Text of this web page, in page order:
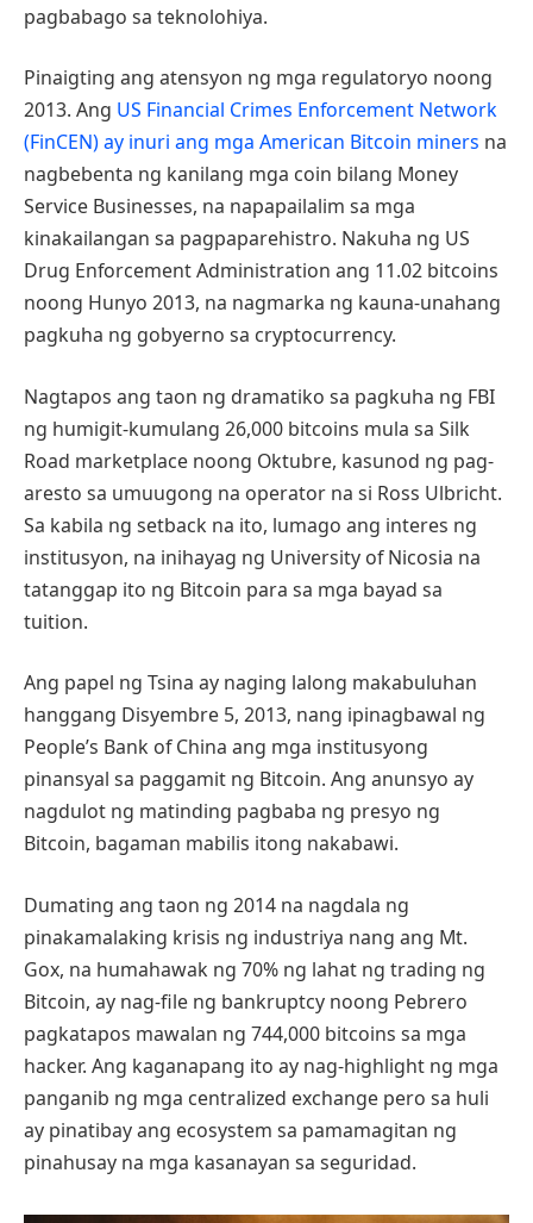
pagbabago sa teknolohiya.
Pinaigting ang atensyon ng mga regulatoryo noong
2013. Ang US Financial Crimes Enforcement Network
(FinCEN) ay inuri ang mga American Bitcoin miners na
nagbebenta ng kanilang mga coin bilang Money
Service Businesses, na napapailalim sa mga
kinakailangan sa pagpaparehistro. Nakuha ng US
Drug Enforcement Administration ang 11.02 bitcoins
noong Hunyo 2013, na nagmarka ng kauna-unahang
pagkuha ng gobyerno sa cryptocurrency.
Nagtapos ang taon ng dramatiko sa pagkuha ng FBI
ng humigit-kumulang 26,000 bitcoins mula sa Silk
Road marketplace noong Oktubre, kasunod ng pag-
aresto sa umuugong na operator na si Ross Ulbricht.
Sa kabila ng setback na ito, lumago ang interes ng
institusyon, na inihayag ng University of Nicosia na
tatanggap ito ng Bitcoin para sa mga bayad sa
tuition.
Ang papel ng Tsina ay naging lalong makabuluhan
hanggang Disyembre 5, 2013, nang ipinagbawal ng
People’s Bank of China ang mga institusyong
pinansyal sa paggamit ng Bitcoin. Ang anunsyo ay
nagdulot ng matinding pagbaba ng presyo ng
Bitcoin, bagaman mabilis itong nakabawi.
Dumating ang taon ng 2014 na nagdala ng
pinakamalaking krisis ng industriya nang ang Mt.
Gox, na humahawak ng 70% ng lahat ng trading ng
Bitcoin, ay nag-file ng bankruptcy noong Pebrero
pagkatapos mawalan ng 744,000 bitcoins sa mga
hacker. Ang kaganapang ito ay nag-highlight ng mga
panganib ng mga centralized exchange pero sa huli
ay pinatibay ang ecosystem sa pamamagitan ng
pinahusay na mga kasanayan sa seguridad.